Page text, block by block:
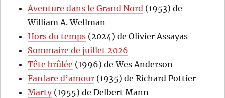
Aventure dans le Grand Nord (1953) de
William A. Wellman
Hors du temps (2024) de Olivier Assayas
Sommaire de juillet 2026
Tête brûlée (1996) de Wes Anderson
Fanfare d’amour (1935) de Richard Pottier
Marty(1955) de Delbert Mann